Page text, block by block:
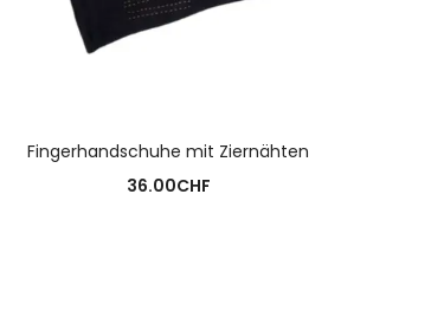
Fingerhandschuhe mit Ziernähten
36.00CHF